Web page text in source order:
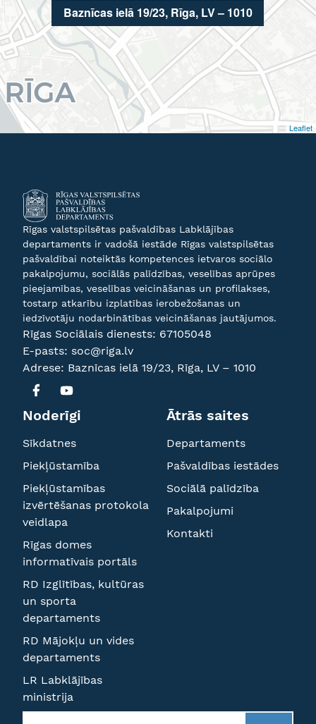
Baznīcas ielā 19/23, Rīga, LV – 1010
Leaflet
Rīgas valstspilsētas pašvaldības Labklājības
departaments ir vadošā iestāde Rīgas valstspilsētas
pašvaldībai noteiktās kompetences ietvaros sociālo
pakalpojumu, sociālās palīdzības, veselības aprūpes
pieejamības, veselības veicināšanas un profilakses,
tostarp atkarību izplatības ierobežošanas un
iedzīvotāju nodarbinātības veicināšanas jautājumos.
Rīgas Sociālais dienests: 67105048
E-pasts: soc@riga.lv
Adrese: Baznīcas ielā 19/23, Rīga, LV – 1010
Noderīgi
Sīkdatnes
Piekļūstamība
Piekļūstamības
izvērtēšanas protokola
veidlapa
Rīgas domes
informatīvais portāls
RD Izglītības, kultūras
un sporta
departaments
RD Mājokļu un vides
departaments
LR Labklājības
ministrija
Ātrās saites
Departaments
Pašvaldības iestādes
Sociālā palīdzība
Pakalpojumi
Kontakti